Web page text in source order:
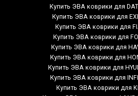
Купить ЭВА коврики для
Купить ЭВА коврики для
Купить ЭВА коврики для
Купить ЭВА коврики для
Купить ЭВА коврики для
Купить ЭВА коврики для
Купить ЭВА коврики для
Купить ЭВА коврики для
Купить ЭВА коврики для